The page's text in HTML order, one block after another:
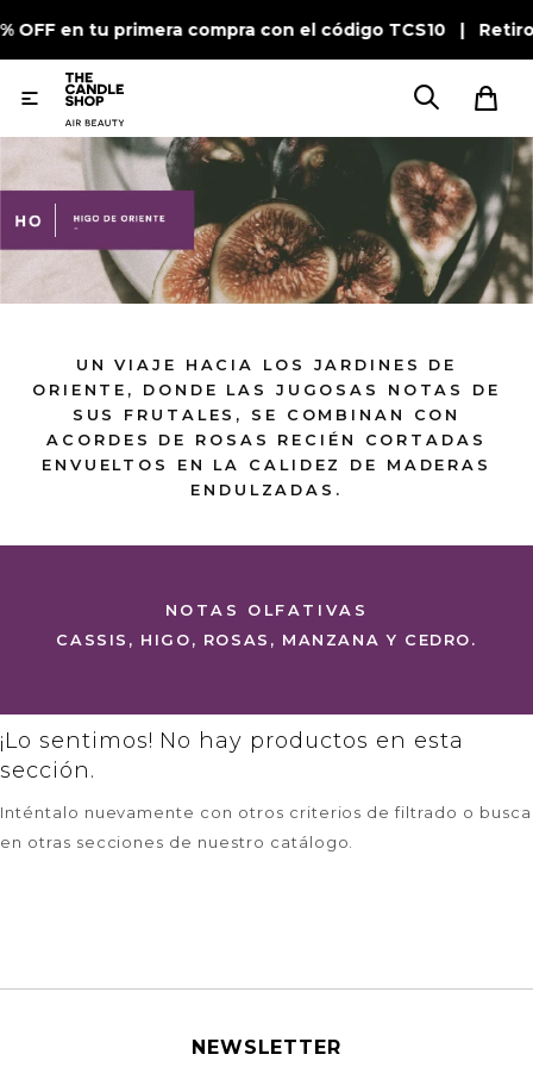
OFF en tu primera compra con el código TCS10 |

UN VIAJE HACIA LOS JARDINES DE
ORIENTE, DONDE LAS JUGOSAS NOTAS DE
SUS FRUTALES, SE COMBINAN CON
ACORDES DE ROSAS RECIÉN CORTADAS
ENVUELTOS EN LA CALIDEZ DE MADERAS
ENDULZADAS.
NOTAS OLFATIVAS
CASSIS, HIGO, ROSAS, MANZANA Y CEDRO.
¡Lo sentimos! No hay productos en esta
sección.
Inténtalo nuevamente con otros criterios de filtrado o busca
en otras secciones de nuestro catálogo.
NEWSLETTER